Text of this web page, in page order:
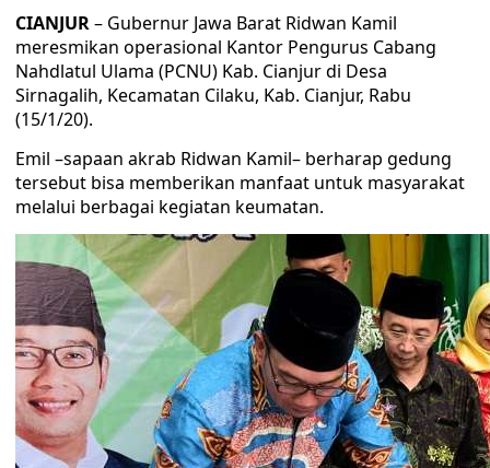
CIANJUR– Gubernur Jawa Barat Ridwan Kamil
meresmikan operasional Kantor Pengurus Cabang
Nahdlatul Ulama (PCNU) Kab. Cianjur di Desa
Sirnagalih, Kecamatan Cilaku, Kab. Cianjur, Rabu
(15/1/20).
Emil –sapaan akrab Ridwan Kamil– berharap gedung
tersebut bisa memberikan manfaat untuk masyarakat
melalui berbagai kegiatan keumatan.